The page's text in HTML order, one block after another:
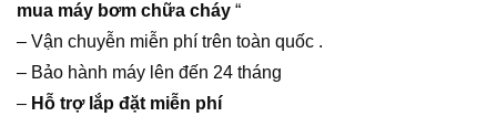
mua máy bơm chữa cháy “
– Vận chuyễn miễn phí trên toàn quốc .
– Bảo hành máy lên đến 24 tháng
– Hỗ trợ lắp đặt miễn phí